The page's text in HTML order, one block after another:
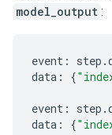
model_output :
event : step .
data : {
event : step .
data : {